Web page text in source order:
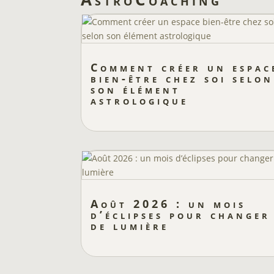
Comment créer un
bien-être chez soi selon
son élément
astrologique
Août 2026 : un mois
d’éclipses pour changer
de lumière